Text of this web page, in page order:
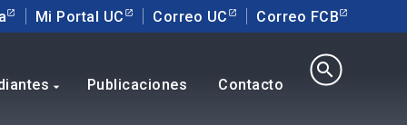
Mi Portal UC Correo UC Correo FCB
arrow_drop_down Publicaciones Contacto
search